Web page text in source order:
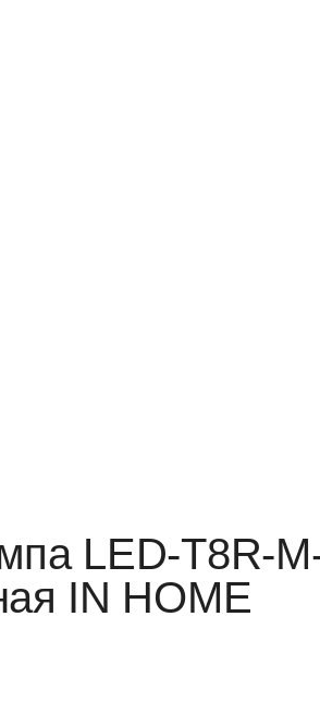
LED-T8R-
IN HOME